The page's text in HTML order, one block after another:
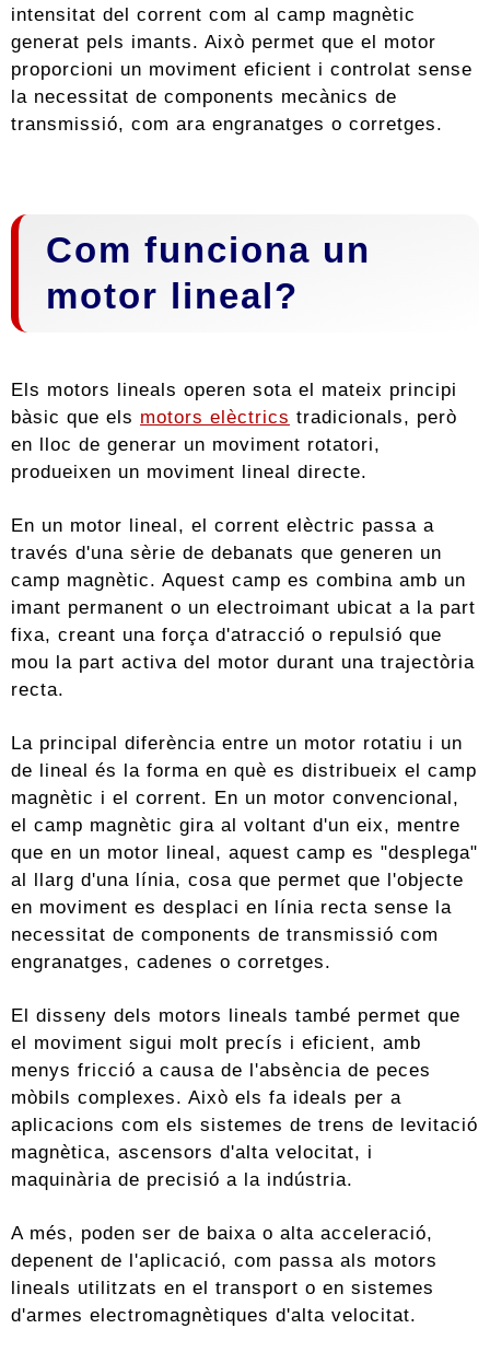
intensitat del corrent com al camp magnètic
generat pels imants. Això permet que el motor
proporcioni un moviment eficient i controlat sense
la necessitat de components mecànics de
transmissió, com ara engranatges o corretges.
Com funciona un
motor lineal?
Els motors lineals operen sota el mateix principi
bàsic que els motors elèctrics tradicionals, però
en lloc de generar un moviment rotatori,
produeixen un moviment lineal directe.
En un motor lineal, el corrent elèctric passa a
través d'una sèrie de debanats que generen un
camp magnètic. Aquest camp es combina amb un
imant permanent o un electroimant ubicat a la part
fixa, creant una força d'atracció o repulsió que
mou la part activa del motor durant una trajectòria
recta.
La principal diferència entre un motor rotatiu i un
de lineal és la forma en què es distribueix el camp
magnètic i el corrent. En un motor convencional,
el camp magnètic gira al voltant d'un eix, mentre
que en un motor lineal, aquest camp es "desplega"
al llarg d'una línia, cosa que permet que l'objecte
en moviment es desplaci en línia recta sense la
necessitat de components de transmissió com
engranatges, cadenes o corretges.
El disseny dels motors lineals també permet que
el moviment sigui molt precís i eficient, amb
menys fricció a causa de l'absència de peces
mòbils complexes. Això els fa ideals per a
aplicacions com els sistemes de trens de levitació
magnètica, ascensors d'alta velocitat, i
maquinària de precisió a la indústria.
A més, poden ser de baixa o alta acceleració,
depenent de l'aplicació, com passa als motors
lineals utilitzats en el transport o en sistemes
d'armes electromagnètiques d'alta velocitat.